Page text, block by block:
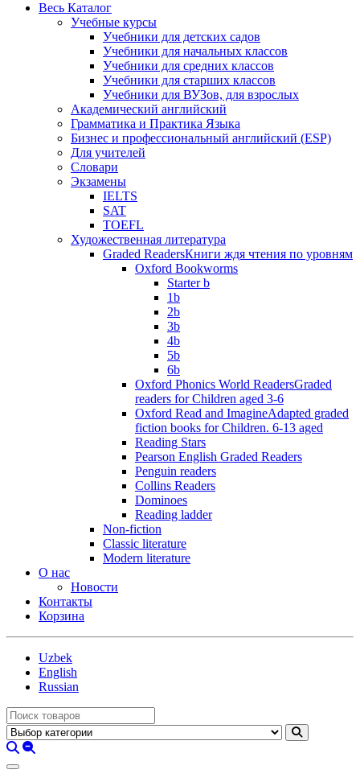
Весь Каталог
Учебные курсы
Учебники для детских садов
Учебники для начальных классов
Учебники для средних классов
Учебники для старших классов
Учебники для ВУЗов, для взрослых
Академический английский
Грамматика и Практика Языка
Бизнес и профессиональный английский (ESP)
Для учителей
Словари
Экзамены
IELTS
SAT
TOEFL
Художественная литература
Graded ReadersКниги ждя чтения по уровням
Oxford Bookworms
Starter b
1b
2b
3b
4b
5b
6b
Oxford Phonics World ReadersGraded
readers for Children aged 3-6
Oxford Read and ImagineAdapted graded
fiction books for Children. 6-13 aged
Reading Stars
Pearson English Graded Readers
Penguin readers
Collins Readers
Dominoes
Reading ladder
Non-fiction
Classic literature
Modern literature
О нас
Новости
Контакты
Корзина
Uzbek
English
Russian